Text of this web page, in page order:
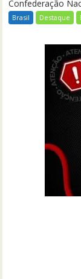
Confederação
Brasil Destaque